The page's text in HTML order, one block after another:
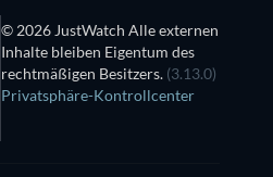
© 2026 JustWatch Alle externen
Inhalte bleiben Eigentum des
rechtmäßigen Besitzers. (3.13.0)
Privatsphäre-Kontrollcenter